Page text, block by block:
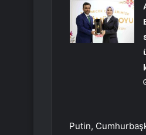
Putin,